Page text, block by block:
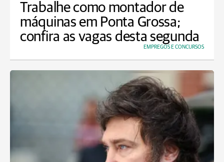
Trabalhe como montador de
máquinas em Ponta Grossa;
confira as vagas desta segunda
EMPREGOS E CONCURSOS